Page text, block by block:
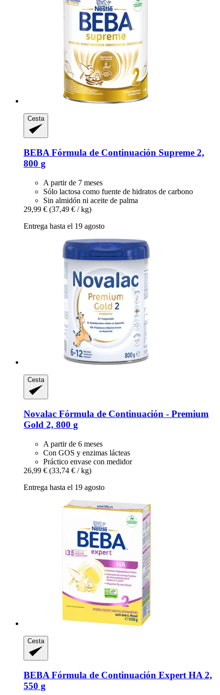
Cesta
BEBA Fórmula de Continuación Supreme 2,
800 g
A partir de 7 meses
Sólo lactosa como fuente de hidratos de carbono
Sin almidón ni aceite de palma
29,99 € (37,49 € / kg)
Entrega hasta el 19 agosto
Cesta
Novalac Fórmula de Continuación -​ Premium
Gold 2, 800 g
A partir de 6 meses
Con GOS y enzimas lácteas
Práctico envase con medidor
26,99 € (33,74 € / kg)
Entrega hasta el 19 agosto
Cesta
BEBA Fórmula de Continuación Expert HA 2,
550 g